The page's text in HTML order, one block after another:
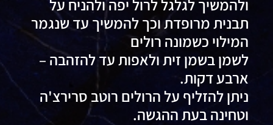
ולהמשיך לגלגל לרול יפה ולהניח על
תבנית מרופדת וכך להמשיך עד שנגמר
המילוי כשמונה רולים
לשמן בשמן זית ולאפות עד להזהבה –
ארבע דקות.
ניתן להזליף על הרולים רוטב סרירצ'ה
וטחינה בעת ההגשה.